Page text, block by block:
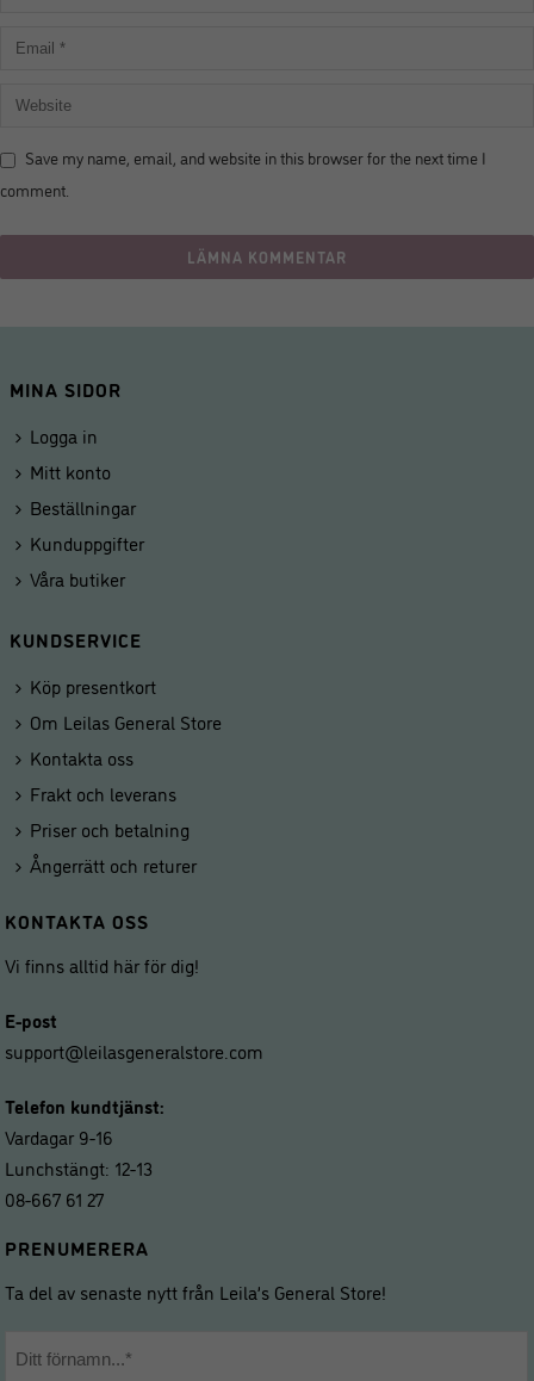
Save my name, email, and website in this browser for the next time I
comment.
MINA SIDOR
Logga in
Mitt konto
Beställningar
Kunduppgifter
Våra butiker
KUNDSERVICE
Köp presentkort
Om Leilas General Store
Kontakta oss
Frakt och leverans
Priser och betalning
Ångerrätt och returer
KONTAKTA OSS
Vi finns alltid här för dig!
E-post
support@leilasgeneralstore.com
Telefon kundtjänst:
Vardagar 9-16
Lunchstängt: 12-13
08-667 61 27
PRENUMERERA
Ta del av senaste nytt från Leila’s General Store!